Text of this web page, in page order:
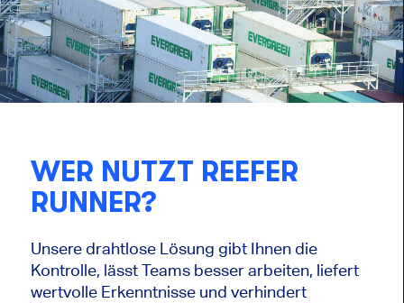
WER NUTZT REEFER
RUNNER?
Unsere drahtlose Lösung gibt Ihnen die
Kontrolle, lässt Teams besser arbeiten, liefert
wertvolle Erkenntnisse und verhindert